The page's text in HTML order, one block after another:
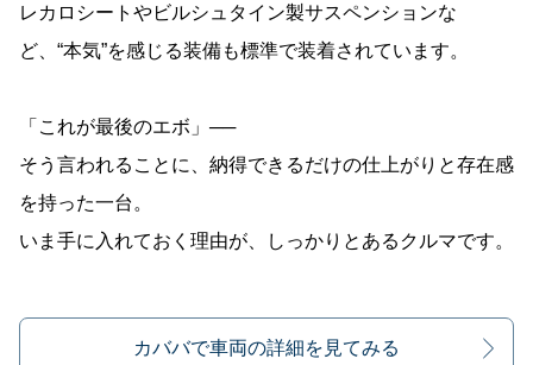
レカロシートやビルシュタイン製サスペンションな
ど、“本気”を感じる装備も標準で装着されています。
「これが最後のエボ」──
そう言われることに、納得できるだけの仕上がりと存在感
を持った一台。
いま手に入れておく理由が、しっかりとあるクルマです。
カババで車両の詳細を見てみる